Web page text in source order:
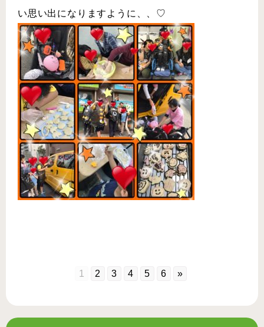
い思い出になりますように、、♡
1 2 3 4 5 6 »